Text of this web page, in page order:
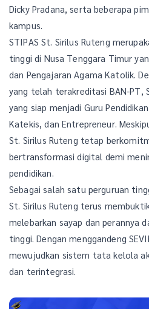
Dicky Pradana, serta beberapa
kampus.
STIPAS St. Sirilus Ruteng
tinggi di Nusa Tenggara Timur
dan Pengajaran Agama Katolik.
yang telah terakreditasi BAN-PT,
yang siap menjadi Guru
Katekis, dan Entrepreneur.
St. Sirilus Ruteng tetap
bertransformasi digital demi
pendidikan.
Sebagai salah satu perguruan
St. Sirilus Ruteng terus
melebarkan sayap dan perannya
tinggi. Dengan menggandeng
mewujudkan sistem tata kelola
dan terintegrasi.